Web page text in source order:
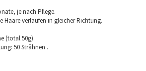
je nach Pflege.
Haare verlaufen in gleicher Richtung.
(total 50g).
50 Strähnen .